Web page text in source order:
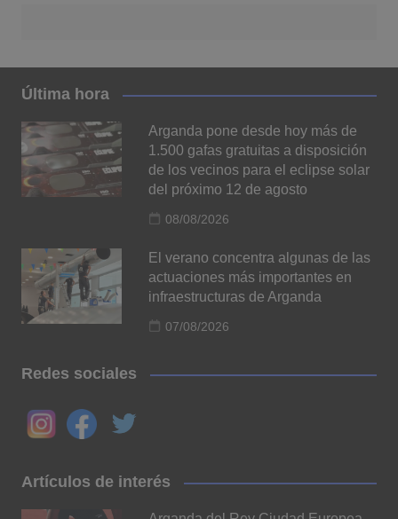
Última hora
Arganda pone desde hoy más de
1.500 gafas gratuitas a disposición
de los vecinos para el eclipse solar
del próximo 12 de agosto
08/08/2026
El verano concentra algunas de las
actuaciones más importantes en
infraestructuras de Arganda
07/08/2026
Redes sociales
Artículos de interés